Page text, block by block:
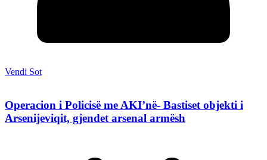
Vendi Sot
Operacion i Policisë me AKI’në- Bastiset objekti i
Arsenijeviqit, gjendet arsenal armësh